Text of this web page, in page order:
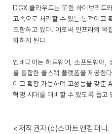
DGX 클라우드는 또한 하이브리드
고속으로 처리할 수 있는 동적이고
포함하고 있다. 이로써 인프라의 복
화하게 된다.
엔비디아는 하드웨어, 소프트웨어,
를 통합한 풀스택 플랫폼을 제공한
이고 확장 가능하며 고성능을 갖춘
혁명 시대를 대비할 수 있도록 돕고
<저작권자(c)스마트앤컴퍼니